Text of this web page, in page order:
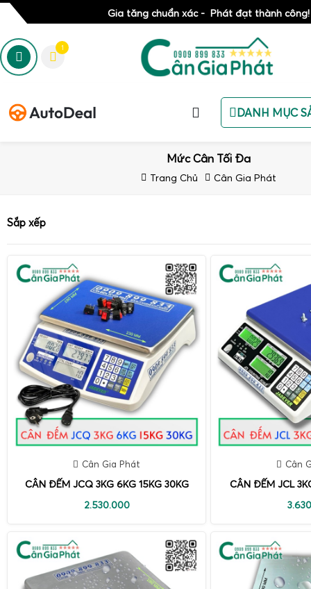
Gia tăng chuẩn xác - Phát đạt thành công!
1
DANH MỤC
Mức Cân Tối Đa
Trang Chủ Cân Gia Phát
Sắp xếp
Cân Gia Phát
CÂN ĐẾM JCQ 3KG 6KG 15KG 30KG
2.530.000
Cân
CÂN ĐẾM JCL